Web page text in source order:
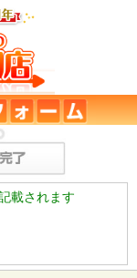
載されます